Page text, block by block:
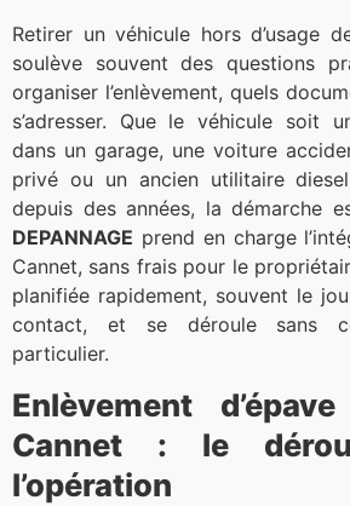
Retirer un véhicule hors d’usage
soulève souvent des questions
organiser l’enlèvement, quels
s’adresser. Que le véhicule soit
dans un garage, une voiture
privé ou un ancien utilitaire
depuis des années, la démarche
DEPANNAGE prend en charge
Cannet, sans frais pour le
planifiée rapidement, souvent le
contact, et se déroule sans
particulier.
Enlèvement
Cannet : le
l’opération